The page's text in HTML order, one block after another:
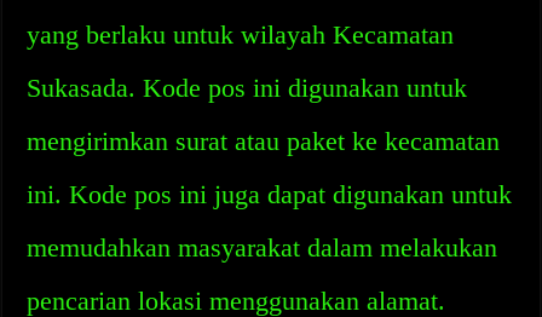
yang berlaku untuk wilayah Kecamatan
Sukasada. Kode pos ini digunakan untuk
mengirimkan surat atau paket ke kecamatan
ini. Kode pos ini juga dapat digunakan untuk
memudahkan masyarakat dalam melakukan
pencarian lokasi menggunakan alamat.